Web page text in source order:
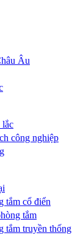
Âu
lắc
công nghiệp
tắm cổ điển
tắm
tắm truyền thống